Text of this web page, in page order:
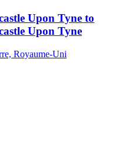
Upon Tyne to
Upon Tyne
Royaume-Uni